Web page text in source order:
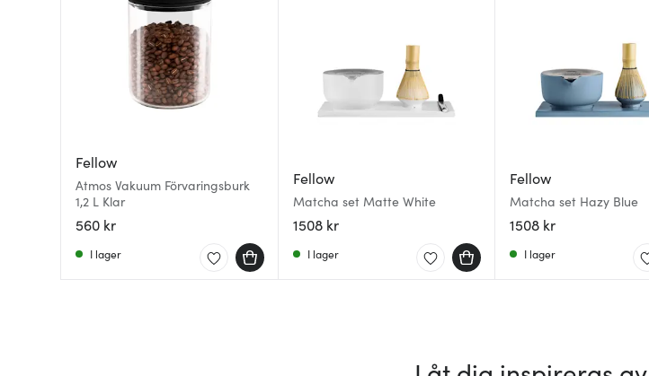
Fellow
Atmos Vakuum Förvaringsburk
1,2 L Klar
560 kr
I lager
Fellow
Matcha set Matte White
1508 kr
I lager
Fellow
Matcha set Hazy Blue
1508 kr
I lager